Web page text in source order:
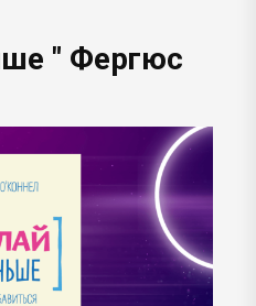
" Фергюс